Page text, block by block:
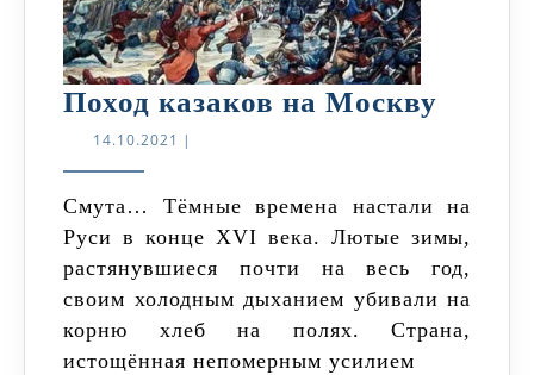
Поход казаков на Москву
14.10.2021 14.10.2021
|
Смута… Тёмные времена настали на
Руси в конце XVI века. Лютые зимы,
растянувшиеся почти на весь год,
своим холодным дыханием убивали на
корню хлеб на полях. Страна,
истощённая непомерным усилием